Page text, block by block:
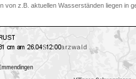
von z.B. aktuellen Wasserständen liegen in